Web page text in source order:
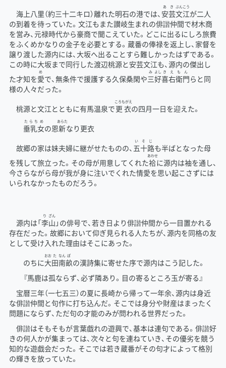
海上八里（約三十二キロ）離れた明石の港では、安芸
あき
文江
ぶんこう
が二人
の到着を待っていた。文江もまた讃岐生まれの俳諧仲間で材木商
を営み、元禄時代から豪商で聞こえていた。どこに出るにしろ旅費
をふくめかなりの金子を必要とする。蔵番の俸禄を返上し、家督を
譲り渡した源内には、大坂へ出ることすら難しかったはずである。
この時に大坂まで同行した渡辺桃源と安芸文江も、源内の傑出し
た才知を愛
め
で、無条件で援護する久保桑閑や三
み
好
よし
喜右衛門
きえもん
らと同
様の人々だった。
桃源と文江とともに有馬温泉で更衣
ころもがえ
の四月一日を迎えた。
垂乳女
たらちめ
の恩新
あらた
なり更衣
故郷の家は妹夫婦に継がせたものの、 五十路
いそじ
も半ばとなった母
を残して旅立った。その母が用意してくれた袷
あわせ
に源内は袖を通し、
今さらながら母が我が身に注いでくれた情愛を思い起こさずには
いられなかったものだろう。
源内は「李
り
山
ざん
」の俳号で、若き日より俳諧仲間から一目置かれる
存在だった。故郷において仰ぎ見られる人たちが、源内を同格の友
として受け入れた理由はそこにあった。
のちに大
おお
田
た
南
なん
畝
ぽ
の漢詩集に寄せた序で源内はこう記した。
『馬鹿は孤ならず、必ず隣あり。目の寄るところ玉が寄る』
宝暦三年（一七五三）の夏に長崎から帰って一年余、源内は身近
な俳諧仲間と句作に打ち込んだ。そこでは身分や財産はまったく
問題にならず、ただ句の才能のみが問われる世界だった。
俳諧はそもそもが言葉戯れの遊興で、基本は連句である。俳諧好
きの何人かが集まっては、次々と句を連ねていき、その優劣を競う
知的な遊戯会だった。そこでは若き蔵番がその句才によって格別
の輝きを放っていた。